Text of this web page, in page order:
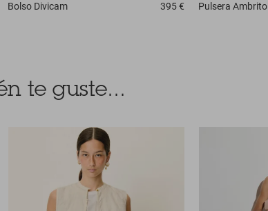
Bolso Divicam 395 € Pulsera Ambrito
te guste...